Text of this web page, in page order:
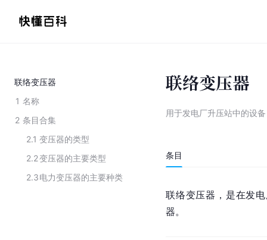
联络变压器
1 名称
2 条目合集
2.1 变压器的类型
2.2变压器的主要类型
2.3电力变压器的主要种类
联络变压器
用于发电厂升压站中的设备
条目
联络变压器，是在发
器。